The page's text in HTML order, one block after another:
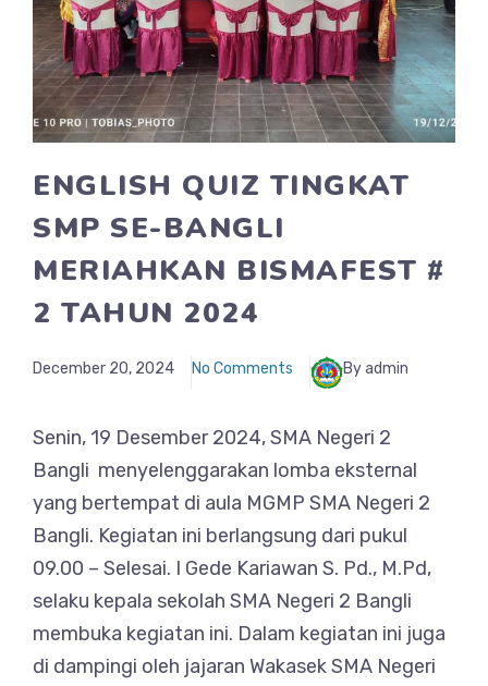
ENGLISH QUIZ TINGKAT
SMP SE-BANGLI
MERIAHKAN BISMAFEST #
2 TAHUN 2024
December 20, 2024 No Comments By admin
Senin, 19 Desember 2024, SMA Negeri 2
Bangli menyelenggarakan lomba eksternal
yang bertempat di aula MGMP SMA Negeri 2
Bangli. Kegiatan ini berlangsung dari pukul
09.00 – Selesai. I Gede Kariawan S. Pd., M.Pd,
selaku kepala sekolah SMA Negeri 2 Bangli
membuka kegiatan ini. Dalam kegiatan ini juga
di dampingi oleh jajaran Wakasek SMA Negeri